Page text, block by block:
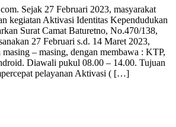
Baturetno
Melaksanakan
Aktivasi
IKD
Sejak 27 Februari 2023, masyarakat
kegiatan Aktivasi Identitas Kependudukan
Surat Camat Baturetno, No.470/138,
27 Februari s.d. 14 Maret 2023,
masing – masing, dengan membawa : KTP,
Diawali pukul 08.00 – 14.00. Tujuan
pelayanan Aktivasi ( […]